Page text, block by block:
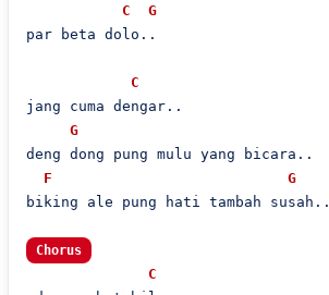
C
G
par beta dolo..
C
jang cuma dengar..
G
deng dong pung mulu yang bicara..
F
G
biking ale pung hati tambah susah..
Chorus
C